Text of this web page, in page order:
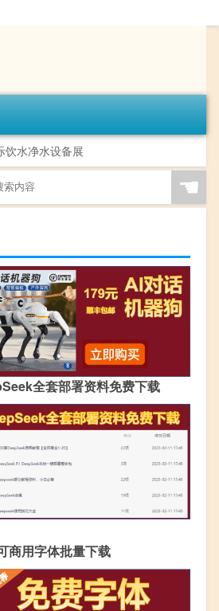
饮水净水设备展
☚
全套部署资料免费下载
商用字体批量下载